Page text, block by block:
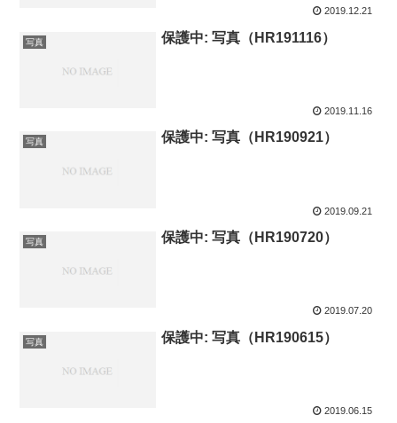
2019.12.21
写真 保護中: 写真（HR191116）
2019.11.16
写真 保護中: 写真（HR190921）
2019.09.21
写真 保護中: 写真（HR190720）
2019.07.20
写真 保護中: 写真（HR190615）
2019.06.15